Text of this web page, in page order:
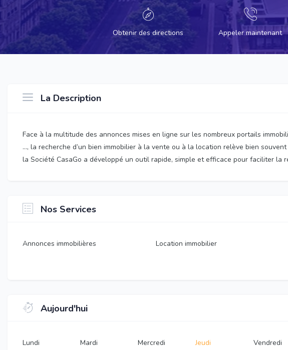
Obtenir des directions Appeler maintenant
La Description
Face à la multitude des annonces mises en ligne sur les nombreux portails
…, la recherche d’un bien immobilier à la vente ou à la location relève bien
la Société CasaGo a développé un outil rapide, simple et efficace pour faciliter la
Nos Services
Annonces immobilières Location immobilier
Aujourd'hui
Lundi
Mardi
Mercredi
Jeudi
Vendredi